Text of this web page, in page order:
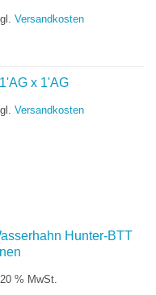
Versandkosten
x 1'AG
Versandkosten
Hunter-BTT
% MwSt.